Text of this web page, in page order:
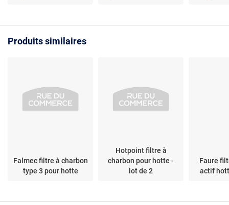
Produits similaires
Falmec filtre à charbon
type 3 pour hotte
Hotpoint filtre à
charbon pour hotte -
lot de 2
Faure
actif